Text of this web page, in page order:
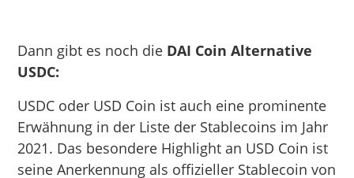
Dann gibt es noch die DAI Coin Alternative
USDC:
USDC oder USD Coin ist auch eine prominente
Erwähnung in der Liste der Stablecoins im Jahr
2021. Das besondere Highlight an USD Coin ist
seine Anerkennung als offizieller Stablecoin von